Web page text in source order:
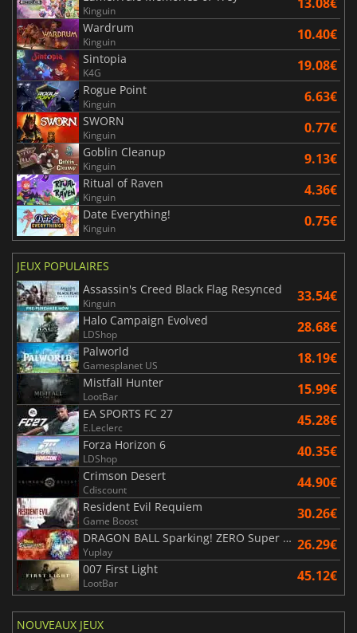
Kinguin
Wardrum
Kinguin 10.40€
Sintopia
K4G 19.08€
Rogue Point
Kinguin 6.63€
SWORN
Kinguin 0.77€
Goblin Cleanup
Kinguin 9.13€
Ritual of Raven
Kinguin 4.36€
Date Everything!
Kinguin 0.75€
JEUX POPULAIRES
Assassin's Creed Black Flag Resynced
Kinguin 33.54€
Halo Campaign Evolved
LDShop 28.68€
Palworld
Gamesplanet US 18.19€
Mistfall Hunter
LootBar 15.99€
EA SPORTS FC 27
E.Leclerc 45.28€
Forza Horizon 6
LDShop 40.35€
Crimson Desert
Cdiscount 44.90€
Resident Evil Requiem
Game Boost 30.26€
DRAGON BALL Sparking! ZERO Super Limit Breaking NEO
Yuplay 26.29€
007 First Light
LootBar 45.12€
NOUVEAUX JEUX